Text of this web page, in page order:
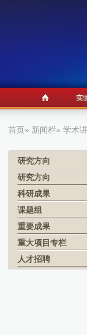
首页» 新闻栏» 学术
研究方向
研究方向
科研成果
课题组
重要成果
重大项目专栏
人才招聘